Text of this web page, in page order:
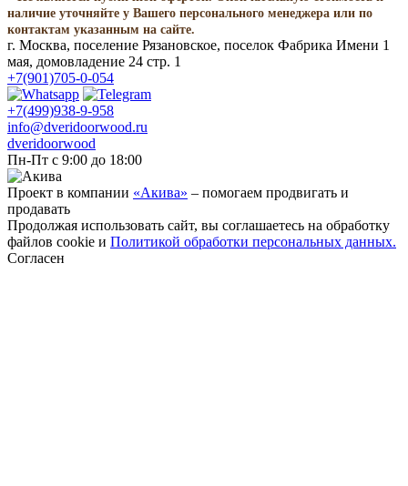
наличие уточняйте у Вашего персонального менеджера или по
контактам указанным на сайте.
г. Москва, поселение Рязановское, поселок Фабрика Имени 1
мая, домовладение 24 стр. 1
+7(901)705-0-054
+7(499)938-9-958
info@dveridoorwood.ru
dveridoorwood
Пн-Пт с 9:00 до 18:00
Проект в компании «Акива» – помогаем продвигать и
продавать
Продолжая использовать сайт, вы соглашаетесь на обработку
файлов cookie и Политикой обработки персональных данных.
Согласен